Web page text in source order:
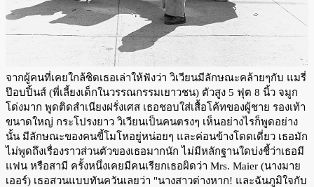
จากผู้คนที่เคยใกล้ชิดเธอเล่าให้ฟังว่า วิเวียนมีลักษณะคล้ายๆกับ แมรี่
ป๊อบปิ้นส์ (พี่เลี้ยงเด็กในวรรณกรรมเยาวชน) ตัวสูง 5 ฟุต 8 นิ้ว จมูก
โด่งมาก พูดติดสำเนียงฝรั่งเศส เธอชอบใส่เสื้อโค้ทของผู้ชาย รองเท้า
ขนาดใหญ่ กระโปรงยาว วิเวียนเป็นคนตรงๆ เห็นอย่างไรก็พูดอย่าง
นั้น มีลักษณะของคนขี้โมโหอยู่หน่อยๆ และค่อนข้างโดดเดี่ยว เธอมัก
ไม่พูดถึงเรื่องราวส่วนตัวของเธอมากนัก ไม่มีหลักฐานใดบ่งชี้ว่าเธอมี
แฟน หรือสามี ครั้งหนึ่งเคยมีคนเรียกเธอผิดว่า Mrs. Maier (นางมาย
เออร์) เธอสวนแบบทันควันเลยว่า "นางสาวต่างหาก! และฉันภูมิใจกับ